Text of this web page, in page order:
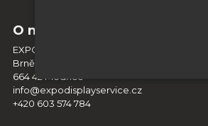
O nás
EXPO DISPLAY SERVICE s.r.o.
Brněnská 404
664 42 Modřice
info@expodisplayservice.cz
+420 603 574 784